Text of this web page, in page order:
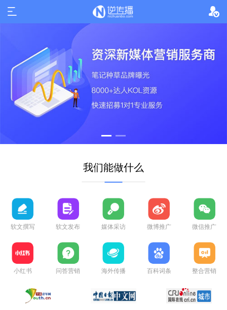
我们能做什么
软文撰写 软文发布 媒体采访 微博推广 微信推广
小红书 问答营销 海外传播 百科词条 整合营销